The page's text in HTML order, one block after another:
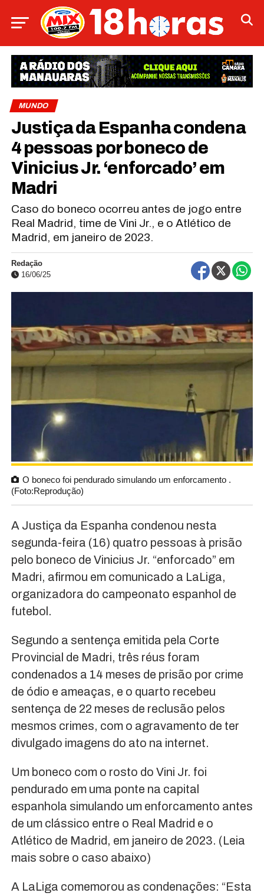
MUNDO
Justiça da Espanha condena
4 pessoas por boneco de
Vinicius Jr. ‘enforcado’ em
Madri
Caso do boneco ocorreu antes de jogo entre
Real Madrid, time de Vini Jr., e o Atlético de
Madrid, em janeiro de 2023.
Redação
16/06/25
O boneco foi pendurado simulando um enforcamento .
(Foto:Reprodução)
A Justiça da Espanha condenou nesta
segunda-feira (16) quatro pessoas à prisão
pelo boneco de Vinicius Jr. “enforcado” em
Madri, afirmou em comunicado a LaLiga,
organizadora do campeonato espanhol de
futebol.
Segundo a sentença emitida pela Corte
Provincial de Madri, três réus foram
condenados a 14 meses de prisão por crime
de ódio e ameaças, e o quarto recebeu
sentença de 22 meses de reclusão pelos
mesmos crimes, com o agravamento de ter
divulgado imagens do ato na internet.
Um boneco com o rosto do Vini Jr. foi
pendurado em uma ponte na capital
espanhola simulando um enforcamento antes
de um clássico entre o Real Madrid e o
Atlético de Madrid, em janeiro de 2023. (Leia
mais sobre o caso abaixo)
A LaLiga comemorou as condenações: “Esta